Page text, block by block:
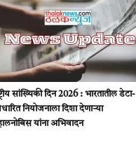
सांख्यिकी दिन 2026 : भारतातील डेटा-
नियोजनाला दिशा देणाऱ्या
यांना अभिवादन